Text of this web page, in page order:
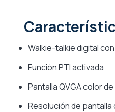
Walkie-talkie digital
Función PTI activada
Pantalla QVGA color de
Resolución de pantalla